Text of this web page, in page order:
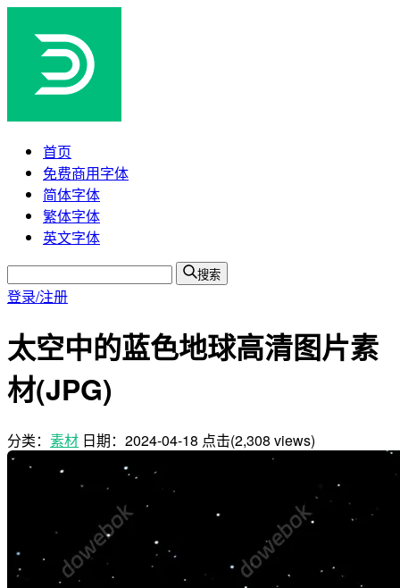
首页
免费商用字体
简体字体
繁体字体
英文字体
搜索
登录/注册
太空中的蓝色地球高清图片素
材(JPG)
分类： 素材 日期： 2024-04-18 点击(2,308 views)